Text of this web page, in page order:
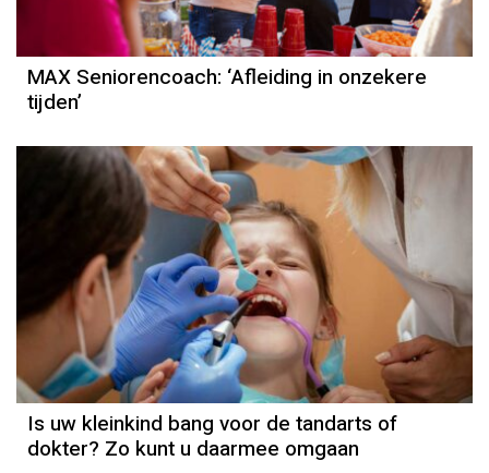
MAX Seniorencoach: ‘Afleiding in onzekere
tijden’
Is uw kleinkind bang voor de tandarts of
dokter? Zo kunt u daarmee omgaan